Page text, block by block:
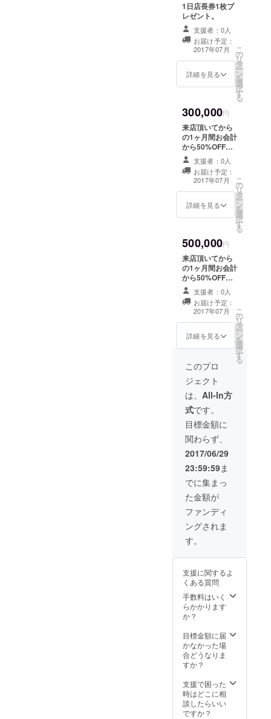
1日店長券1枚プ
レゼント。
支援者：0人
お届け予定：
2017年07月
詳細を見る
こ
の
リ
タ
ー
ン
を
選
択
す
る
300,000円
来店頂いてから
の1ヶ月間お会計
から50%OFF券1
枚プレゼント。
支援者：0人
お届け予定：
2017年07月
詳細を見る
こ
の
リ
タ
ー
ン
を
選
択
す
る
500,000円
来店頂いてから
の1ヶ月間お会計
から50%OFF券1
枚とシャンパン1
本無料券1枚プレ
ゼント。
支援者：0人
お届け予定：
2017年07月
詳細を見る
こ
の
リ
タ
ー
ン
を
選
択
す
る
このプロ
ジェクト
は、 All-In方
式です。
目標金額に
関わらず、
2017/06/29
23:59:59ま
でに集まっ
た金額が
ファンディ
ングされま
す。
支援に関するよ
くある質問
手数料はいく
らかかります
か？
目標金額に届
かなかった場
合どうなりま
すか？
支援で困った
時はどこに相
談したらいい
ですか？